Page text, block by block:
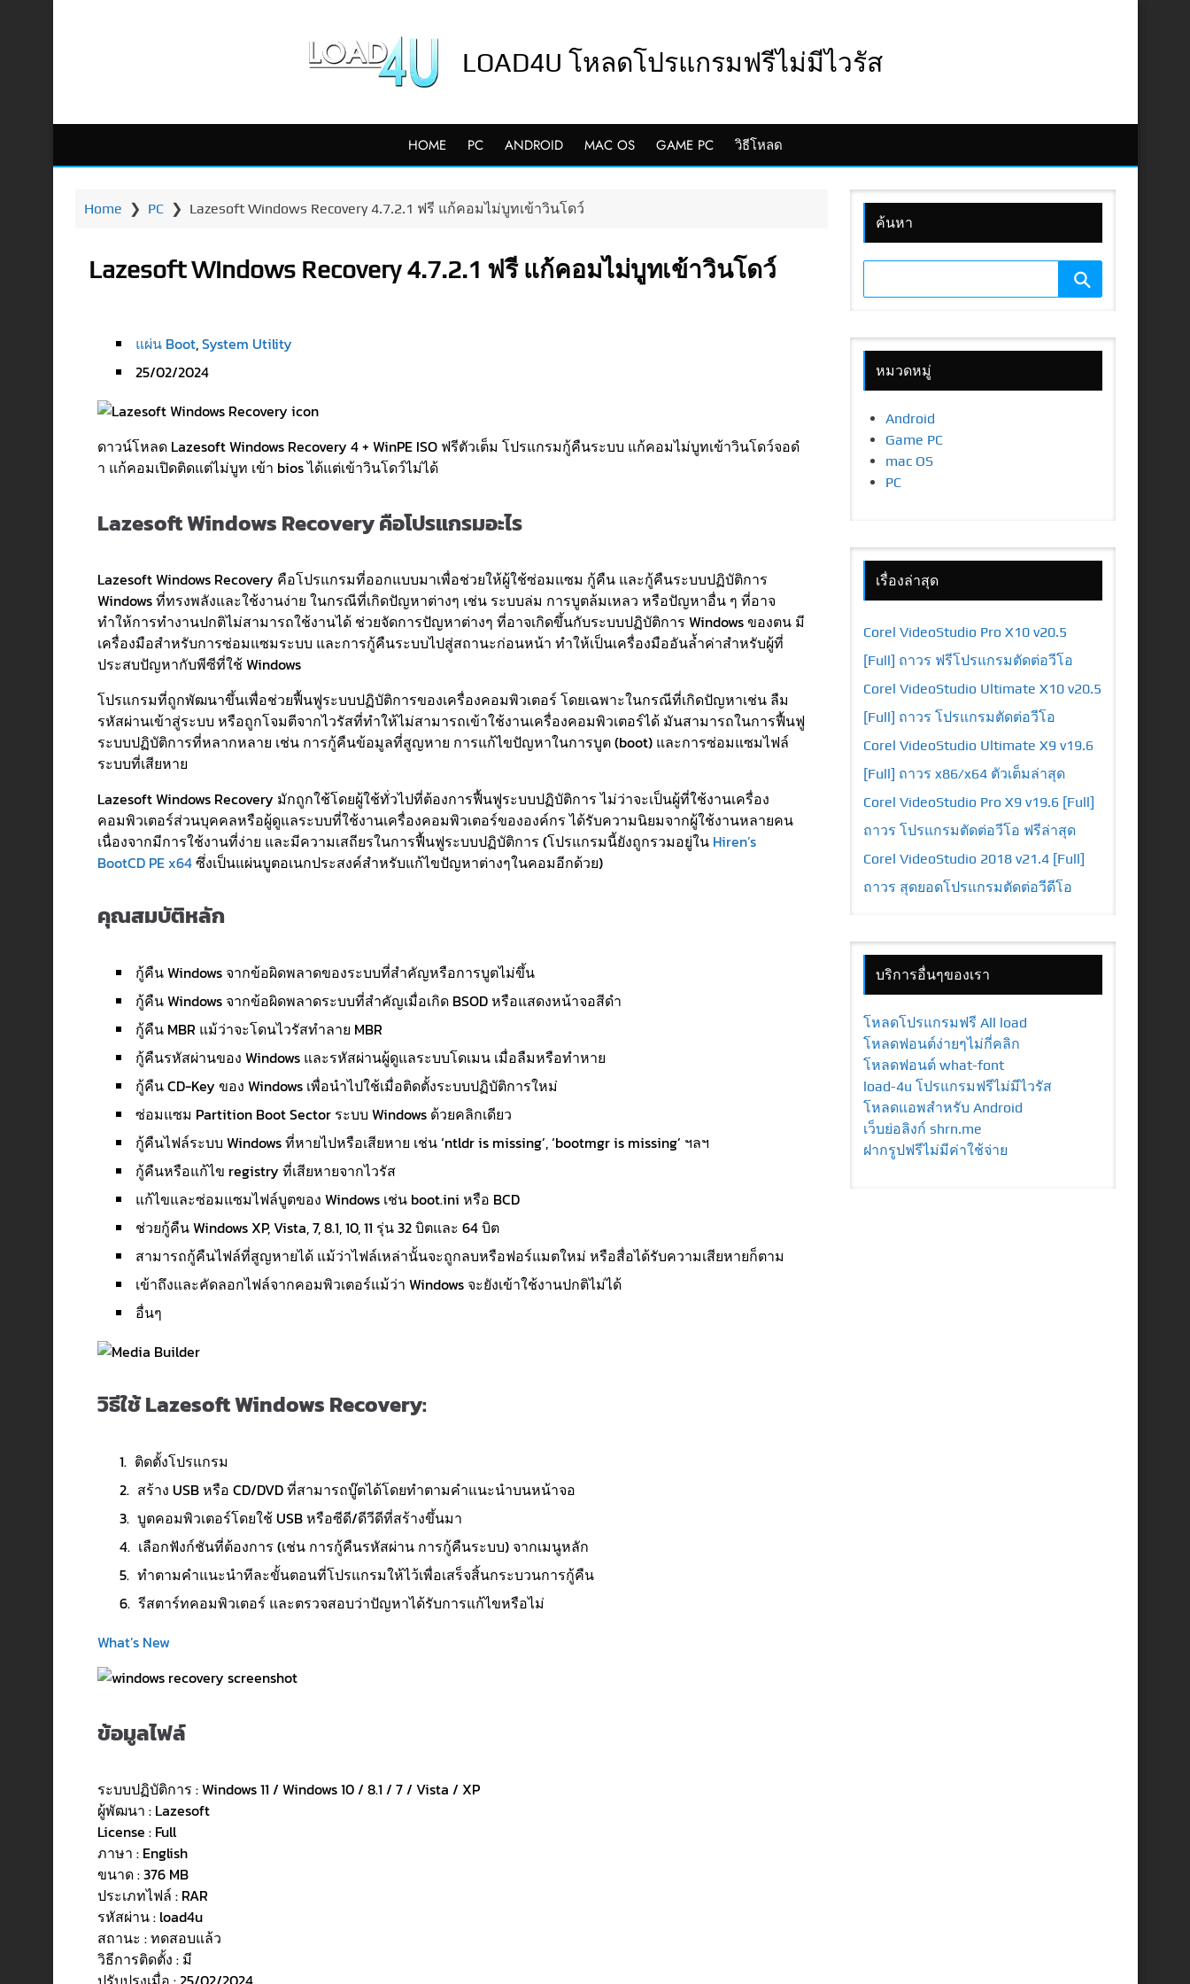
LOAD4U โหลดโปรแกรมฟรีไม่มีไวรัส
HOME PC ANDROID MAC OS GAME PC วิธีโหลด
Home ❯ PC❯ Lazesoft Windows Recovery 4.7.2.1 ฟรี แก้คอมไม่บูทเข้าวินโดว์
Lazesoft Windows Recovery 4.7.2.1 ฟรี แก้คอมไม่บูทเข้าวินโดว์
แผ่น Boot,System Utility
25/02/2024
ดาวน์โหลด Lazesoft Windows Recovery 4 + WinPE ISO ฟรีตัวเต็ม โปรแกรมกู้คืนระบบ แก้คอมไม่บูทเข้าวินโดว์จอดํ
า แก้คอมเปิดติดแต่ไม่บูท เข้า bios ได้แต่เข้าวินโดว์ไม่ได้
Lazesoft Windows Recovery คือโปรแกรมอะไร
Lazesoft Windows Recovery คือโปรแกรมที่ออกแบบมาเพื่อช่วยให้ผู้ใช้ซ่อมแซม กู้คืน และกู้คืนระบบปฏิบัติการ
Windows ที่ทรงพลังและใช้งานง่าย ในกรณีที่เกิดปัญหาต่างๆ เช่น ระบบล่ม การบูตล้มเหลว หรือปัญหาอื่น ๆ ที่อาจ
ทำให้การทำงานปกติไม่สามารถใช้งานได้ ช่วยจัดการปัญหาต่างๆ ที่อาจเกิดขึ้นกับระบบปฏิบัติการ Windows ของตน มี
เครื่องมือสำหรับการซ่อมแซมระบบ และการกู้คืนระบบไปสู่สถานะก่อนหน้า ทำให้เป็นเครื่องมืออันล้ำค่าสำหรับผู้ที่
ประสบปัญหากับพีซีที่ใช้ Windows
โปรแกรมที่ถูกพัฒนาขึ้นเพื่อช่วยฟื้นฟูระบบปฏิบัติการของเครื่องคอมพิวเตอร์ โดยเฉพาะในกรณีที่เกิดปัญหาเช่น ลืม
รหัสผ่านเข้าสู่ระบบ หรือถูกโจมตีจากไวรัสที่ทำให้ไม่สามารถเข้าใช้งานเครื่องคอมพิวเตอร์ได้ มันสามารถในการฟื้นฟู
ระบบปฏิบัติการที่หลากหลาย เช่น การกู้คืนข้อมูลที่สูญหาย การแก้ไขปัญหาในการบูต (boot) และการซ่อมแซมไฟล์
ระบบที่เสียหาย
Lazesoft Windows Recovery มักถูกใช้โดยผู้ใช้ทั่วไปที่ต้องการฟื้นฟูระบบปฏิบัติการ ไม่ว่าจะเป็นผู้ที่ใช้งานเครื่อง
คอมพิวเตอร์ส่วนบุคคลหรือผู้ดูแลระบบที่ใช้งานเครื่องคอมพิวเตอร์ขององค์กร ได้รับความนิยมจากผู้ใช้งานหลายคน
เนื่องจากมีการใช้งานที่ง่าย และมีความเสถียรในการฟื้นฟูระบบปฏิบัติการ (โปรแกรมนี้ยังถูกรวมอยู่ใน Hiren’s
BootCD PE x64ซึ่งเป็นแผ่นบูตอเนกประสงค์สำหรับแก้ไขปัญหาต่างๆในคอมอีกด้วย)
คุณสมบัติหลัก
กู้คืน Windows จากข้อผิดพลาดของระบบที่สำคัญหรือการบูตไม่ขึ้น
กู้คืน Windows จากข้อผิดพลาดระบบที่สำคัญเมื่อเกิด BSOD หรือแสดงหน้าจอสีดำ
กู้คืน MBR แม้ว่าจะโดนไวรัสทำลาย MBR
กู้คืนรหัสผ่านของ Windows และรหัสผ่านผู้ดูแลระบบโดเมน เมื่อลืมหรือทำหาย
กู้คืน CD-Key ของ Windows เพื่อนำไปใช้เมื่อติดตั้งระบบปฏิบัติการใหม่
ซ่อมแซม Partition Boot Sector ระบบ Windows ด้วยคลิกเดียว
กู้คืนไฟล์ระบบ Windows ที่หายไปหรือเสียหาย เช่น ‘ntldr is missing’, ‘bootmgr is missing’ ฯลฯ
กู้คืนหรือแก้ไข registry ที่เสียหายจากไวรัส
แก้ไขและซ่อมแซมไฟล์บูตของ Windows เช่น boot.ini หรือ BCD
ช่วยกู้คืน Windows XP, Vista, 7, 8.1, 10, 11 รุ่น 32 บิตและ 64 บิต
สามารถกู้คืนไฟล์ที่สูญหายได้ แม้ว่าไฟล์เหล่านั้นจะถูกลบหรือฟอร์แมตใหม่ หรือสื่อได้รับความเสียหายก็ตาม
เข้าถึงและคัดลอกไฟล์จากคอมพิวเตอร์แม้ว่า Windows จะยังเข้าใช้งานปกติไม่ได้
อื่นๆ
วิธีใช้ Lazesoft Windows Recovery:
ติดตั้งโปรแกรม
สร้าง USB หรือ CD/DVD ที่สามารถบู๊ตได้โดยทำตามคำแนะนำบนหน้าจอ
บูตคอมพิวเตอร์โดยใช้ USB หรือซีดี/ดีวีดีที่สร้างขึ้นมา
เลือกฟังก์ชันที่ต้องการ (เช่น การกู้คืนรหัสผ่าน การกู้คืนระบบ) จากเมนูหลัก
ทำตามคำแนะนำทีละขั้นตอนที่โปรแกรมให้ไว้เพื่อเสร็จสิ้นกระบวนการกู้คืน
รีสตาร์ทคอมพิวเตอร์ และตรวจสอบว่าปัญหาได้รับการแก้ไขหรือไม่
What’s New
ข้อมูลไฟล์
ระบบปฏิบัติการ : Windows 11 / Windows 10 / 8.1 / 7 / Vista / XP
ผู้พัฒนา : Lazesoft
License : Full
ภาษา : English
ขนาด : 376 MB
ประเภทไฟล์ : RAR
รหัสผ่าน : load4u
สถานะ : ทดสอบแล้ว
วิธีการติดตั้ง : มี
ค้นหา
หมวดหมู่
Android
Game PC
mac OS
PC
เรื่องล่าสุด
Corel VideoStudio Pro X10 v20.5
[Full] ถาวร ฟรีโปรแกรมตัดต่อวีโอ
Corel VideoStudio Ultimate X10 v20.5
[Full] ถาวร โปรแกรมตัดต่อวีโอ
Corel VideoStudio Ultimate X9 v19.6
[Full] ถาวร x86/x64 ตัวเต็มล่าสุด
Corel VideoStudio Pro X9 v19.6 [Full]
ถาวร โปรแกรมตัดต่อวีโอ ฟรีล่าสุด
Corel VideoStudio 2018 v21.4 [Full]
ถาวร สุดยอดโปรแกรมตัดต่อวีดีโอ
บริการอื่นๆของเรา
โหลดโปรแกรมฟรี All load
โหลดฟอนต์ง่ายๆไม่กี่คลิก
โหลดฟอนต์ what-font
load-4u โปรแกรมฟรีไม่มีไวรัส
โหลดแอพสำหรับ Android
เว็บย่อลิงก์ shrn.me
ฝากรูปฟรีไม่มีค่าใช้จ่าย